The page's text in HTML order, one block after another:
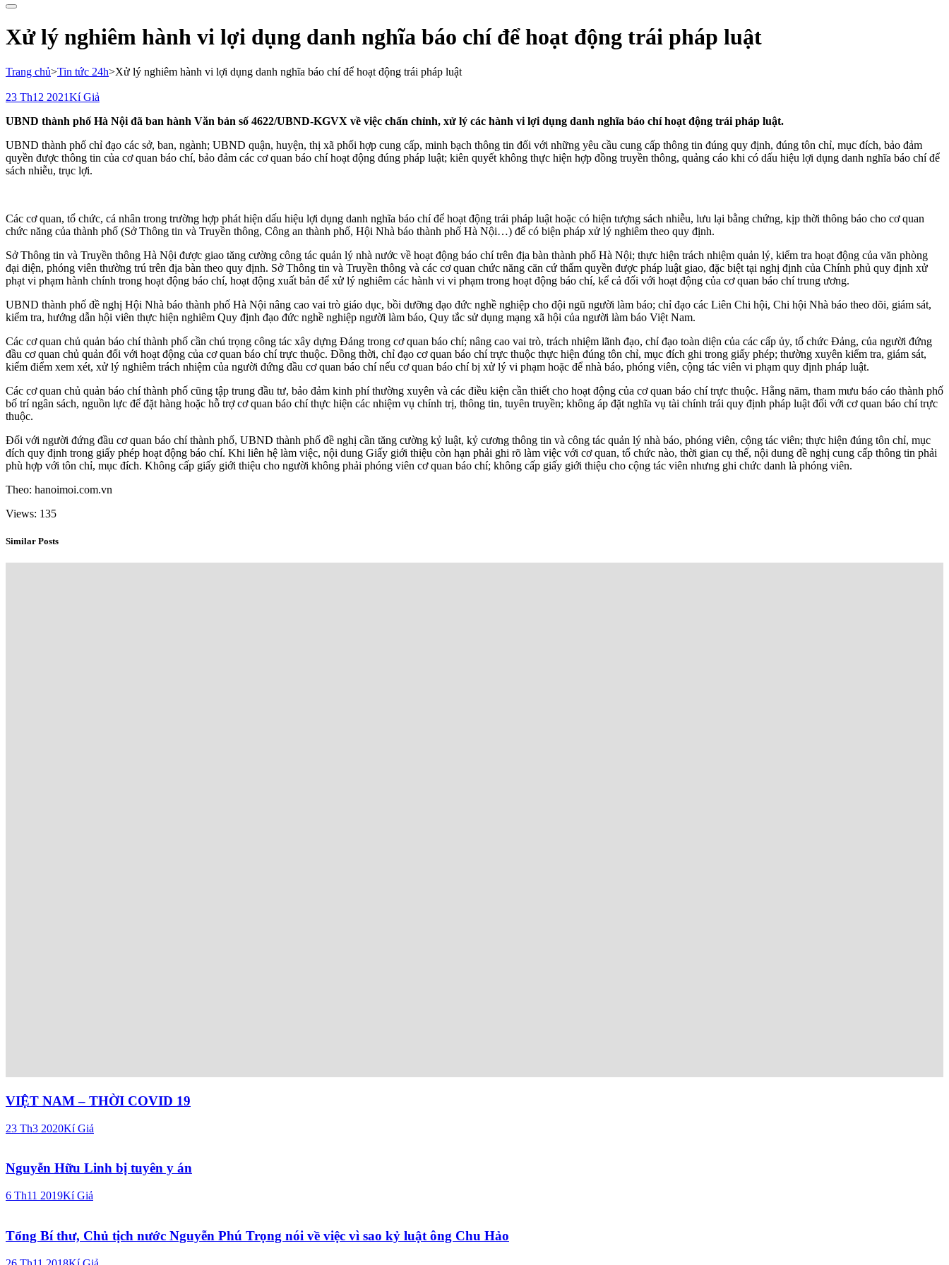
cho:
Xử lý nghiêm hành vi lợi dụng danh nghĩa báo chí để hoạt động trái pháp luật
Trang chủ>Tin tức 24h>Xử lý nghiêm hành vi lợi dụng danh nghĩa báo chí để hoạt động trái pháp luật
23 Th12 2021Kí Giả
UBND thành phố Hà Nội đã ban hành Văn bản số 4622/UBND-KGVX về việc chấn chỉnh, xử lý các hành vi lợi dụng danh nghĩa báo chí hoạt động trái pháp luật.
UBND thành phố chỉ đạo các sở, ban, ngành; UBND quận, huyện, thị xã phối hợp cung cấp, minh bạch thông tin đối với những yêu cầu cung cấp thông tin đúng quy định, đúng tôn chỉ, mục đích, bảo đảm
quyền được thông tin của cơ quan báo chí, bảo đảm các cơ quan báo chí hoạt động đúng pháp luật; kiên quyết không thực hiện hợp đồng truyền thông, quảng cáo khi có dấu hiệu lợi dụng danh nghĩa báo chí để
sách nhiễu, trục lợi.
Các cơ quan, tổ chức, cá nhân trong trường hợp phát hiện dấu hiệu lợi dụng danh nghĩa báo chí để hoạt động trái pháp luật hoặc có hiện tượng sách nhiễu, lưu lại bằng chứng, kịp thời thông báo cho cơ quan
chức năng của thành phố (Sở Thông tin và Truyền thông, Công an thành phố, Hội Nhà báo thành phố Hà Nội…) để có biện pháp xử lý nghiêm theo quy định.
Sở Thông tin và Truyền thông Hà Nội được giao tăng cường công tác quản lý nhà nước về hoạt động báo chí trên địa bàn thành phố Hà Nội; thực hiện trách nhiệm quản lý, kiểm tra hoạt động của văn phòng
đại diện, phóng viên thường trú trên địa bàn theo quy định. Sở Thông tin và Truyền thông và các cơ quan chức năng căn cứ thẩm quyền được pháp luật giao, đặc biệt tại nghị định của Chính phủ quy định xử
phạt vi phạm hành chính trong hoạt động báo chí, hoạt động xuất bản để xử lý nghiêm các hành vi vi phạm trong hoạt động báo chí, kể cả đối với hoạt động của cơ quan báo chí trung ương.
UBND thành phố đề nghị Hội Nhà báo thành phố Hà Nội nâng cao vai trò giáo dục, bồi dưỡng đạo đức nghề nghiệp cho đội ngũ người làm báo; chỉ đạo các Liên Chi hội, Chi hội Nhà báo theo dõi, giám sát,
kiểm tra, hướng dẫn hội viên thực hiện nghiêm Quy định đạo đức nghề nghiệp người làm báo, Quy tắc sử dụng mạng xã hội của người làm báo Việt Nam.
Các cơ quan chủ quản báo chí thành phố cần chú trọng công tác xây dựng Đảng trong cơ quan báo chí; nâng cao vai trò, trách nhiệm lãnh đạo, chỉ đạo toàn diện của các cấp ủy, tổ chức Đảng, của người đứng
đầu cơ quan chủ quản đối với hoạt động của cơ quan báo chí trực thuộc. Đồng thời, chỉ đạo cơ quan báo chí trực thuộc thực hiện đúng tôn chỉ, mục đích ghi trong giấy phép; thường xuyên kiểm tra, giám sát,
kiểm điểm xem xét, xử lý nghiêm trách nhiệm của người đứng đầu cơ quan báo chí nếu cơ quan báo chí bị xử lý vi phạm hoặc để nhà báo, phóng viên, cộng tác viên vi phạm quy định pháp luật.
Các cơ quan chủ quản báo chí thành phố cũng tập trung đầu tư, bảo đảm kinh phí thường xuyên và các điều kiện cần thiết cho hoạt động của cơ quan báo chí trực thuộc. Hằng năm, tham mưu báo cáo thành phố
bố trí ngân sách, nguồn lực để đặt hàng hoặc hỗ trợ cơ quan báo chí thực hiện các nhiệm vụ chính trị, thông tin, tuyên truyền; không áp đặt nghĩa vụ tài chính trái quy định pháp luật đối với cơ quan báo chí trực
thuộc.
Đối với người đứng đầu cơ quan báo chí thành phố, UBND thành phố đề nghị cần tăng cường kỷ luật, kỷ cương thông tin và công tác quản lý nhà báo, phóng viên, cộng tác viên; thực hiện đúng tôn chỉ, mục
đích quy định trong giấy phép hoạt động báo chí. Khi liên hệ làm việc, nội dung Giấy giới thiệu còn hạn phải ghi rõ làm việc với cơ quan, tổ chức nào, thời gian cụ thể, nội dung đề nghị cung cấp thông tin phải
phù hợp với tôn chỉ, mục đích. Không cấp giấy giới thiệu cho người không phải phóng viên cơ quan báo chí; không cấp giấy giới thiệu cho cộng tác viên nhưng ghi chức danh là phóng viên.
Theo: hanoimoi.com.vn
Views: 135
Similar Posts
VIỆT NAM – THỜI COVID 19
23 Th3 2020Kí Giả
Nguyễn Hữu Linh bị tuyên y án
6 Th11 2019Kí Giả
Tổng Bí thư, Chủ tịch nước Nguyễn Phú Trọng nói về việc vì sao kỷ luật ông Chu Hảo